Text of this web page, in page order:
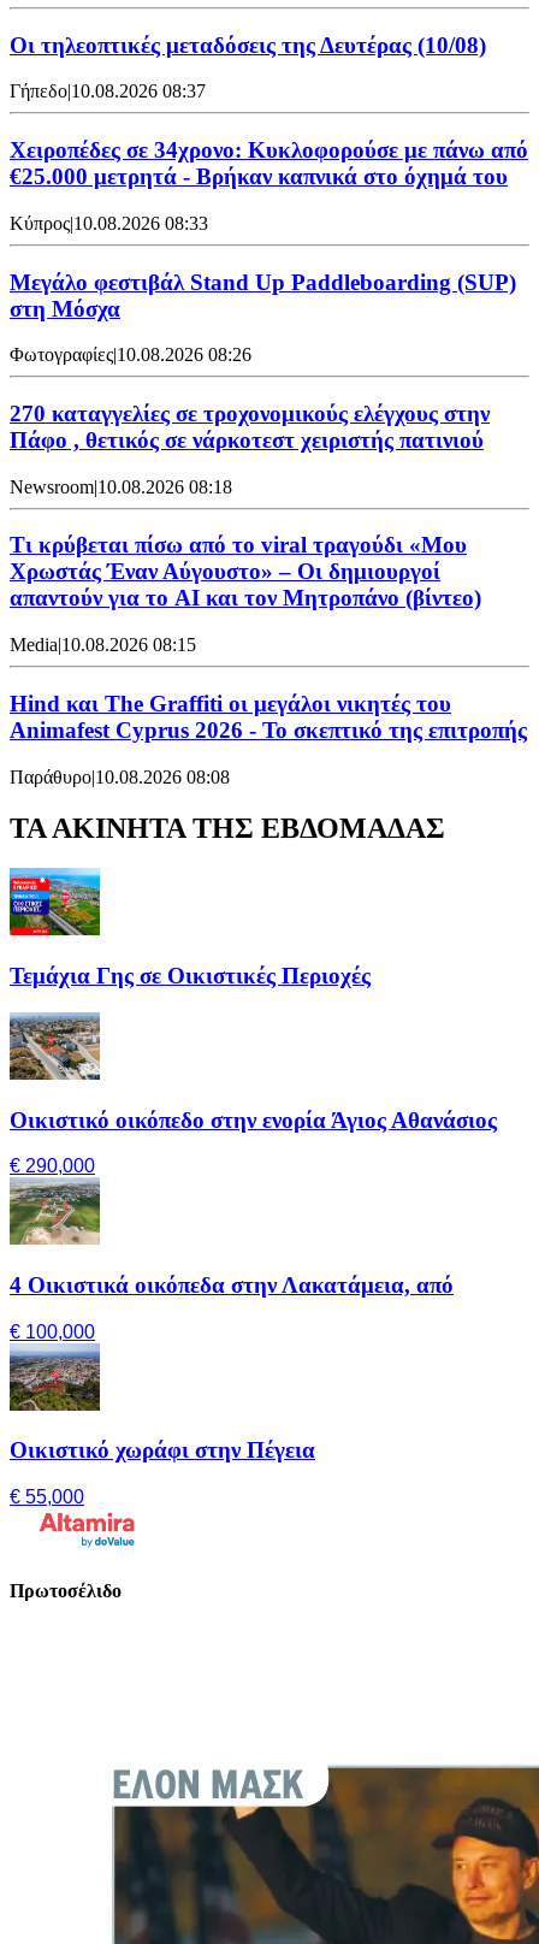
Οι τηλεοπτικές μεταδόσεις της Δευτέρας (10/08)
Γήπεδο|10.08.2026 08:37
Χειροπέδες σε 34χρονο: Κυκλοφορούσε με πάνω από
€25.000 μετρητά - Βρήκαν καπνικά στο όχημά του
Κύπρος|10.08.2026 08:33
Μεγάλο φεστιβάλ Stand Up Paddleboarding (SUP)
στη Μόσχα
Φωτογραφίες|10.08.2026 08:26
270 καταγγελίες σε τροχονομικούς ελέγχους στην
Πάφο , θετικός σε νάρκοτεστ χειριστής πατινιού
Newsroom|10.08.2026 08:18
Τι κρύβεται πίσω από το viral τραγούδι «Μου
Χρωστάς Έναν Αύγουστο» – Οι δημιουργοί
απαντούν για το AI και τον Μητροπάνο (βίντεο)
Media|10.08.2026 08:15
Hind και The Graffiti οι μεγάλοι νικητές του
Animafest Cyprus 2026 - Το σκεπτικό της επιτροπής
Παράθυρο|10.08.2026 08:08
ΤΑ ΑΚΙΝΗΤΑ ΤΗΣ ΕΒΔΟΜΑΔΑΣ
Τεμάχια Γης σε Οικιστικές Περιοχές
Οικιστικό οικόπεδο στην ενορία Άγιος Αθανάσιος
€ 290,000
4 Οικιστικά οικόπεδα στην Λακατάμεια, από
€ 100,000
Οικιστικό χωράφι στην Πέγεια
€ 55,000
Πρωτοσέλιδο